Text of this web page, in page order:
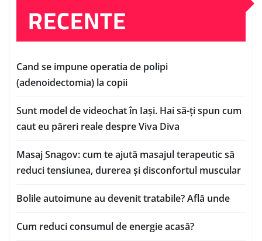
RECENTE
Cand se impune operatia de polipi
(adenoidectomia) la copii
Sunt model de videochat în Iași. Hai să-ți spun cum
caut eu păreri reale despre Viva Diva
Masaj Snagov: cum te ajută masajul terapeutic să
reduci tensiunea, durerea și disconfortul muscular
Bolile autoimune au devenit tratabile? Află unde
Cum reduci consumul de energie acasă?